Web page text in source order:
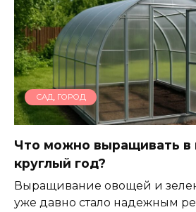
САД, ГОРОД
Что можно выращивать в
круглый год?
Выращивание овощей и
уже давно стало надежным